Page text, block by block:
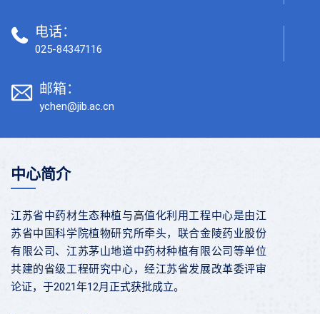
电话：
025-84347116
邮箱：
ychen@jib.ac.cn
中心简介
江苏省中药材生态种植与高值化利用工程中心是由江
苏省中国科学院植物研究所牵头，联合金陵药业股份
有限公司、江苏茅山地道中药材种植有限公司等单位
共建的省级工程研究中心，经江苏省发展改革委评审
论证，于2021年12月正式获批成立。